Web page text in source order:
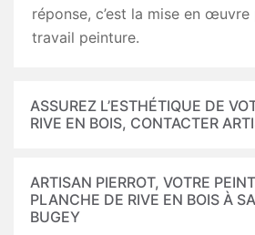
réponse, c’est la mise en œuvre
travail peinture.
ASSUREZ L’ESTHÉTIQUE DE
RIVE EN BOIS, CONTACTER
ARTISAN PIERROT, VOTRE
PLANCHE DE RIVE EN BOIS À
BUGEY